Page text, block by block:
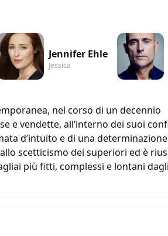
Jennifer Ehle
Jessica
nel corso di un decennio
e vendette, all’interno dei suoi
d’intuito e di una determinazione
scetticismo dei superiori ed è
più fitti, complessi e lontani dagli